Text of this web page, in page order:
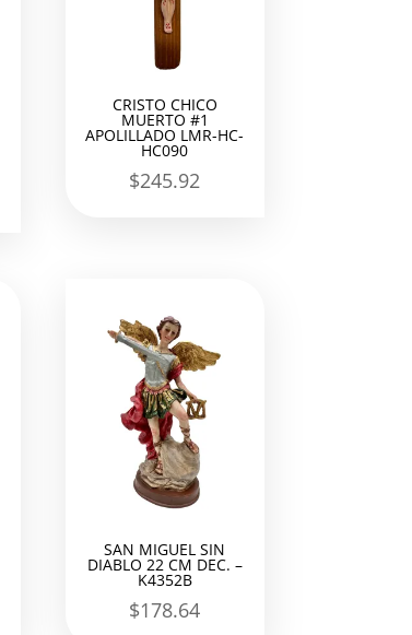
CRISTO CHICO
MUERTO #1
APOLILLADO LMR-HC-
HC090
$245.92
SAN MIGUEL SIN
DIABLO 22 CM DEC. –
K4352B
$178.64